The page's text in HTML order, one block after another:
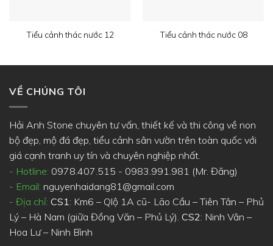
Tiểu cảnh thác nước 12 Tiểu cảnh thác nước 08
VỀ CHÚNG TÔI
Hải Anh Stone chuyên tư vấn, thiết kế và thi công về non
bộ đẹp, mộ đá đẹp, tiểu cảnh sân vườn trên toàn quốc với
giá cạnh tranh uy tín và chuyên nghiệp nhất.
- Hotline: 0978.407.515 - 0983.991.981 (Mr. Đăng)
- Email: nguyenhaidang81@gmail.com
- Địa chỉ: CS1: Km6 – Qlộ 1A cũ- Lão Cầu – Tiên Tân – Phủ
Lý – Hà Nam (giữa Đồng Văn – Phủ Lý). CS2: Ninh Vân –
Hoa Lư – Ninh Bình